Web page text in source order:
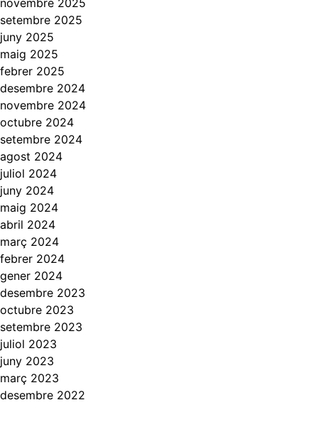
setembre 2025
juny 2025
maig 2025
febrer 2025
desembre 2024
novembre 2024
octubre 2024
setembre 2024
agost 2024
juliol 2024
juny 2024
maig 2024
abril 2024
març 2024
febrer 2024
gener 2024
desembre 2023
octubre 2023
setembre 2023
juliol 2023
juny 2023
març 2023
desembre 2022